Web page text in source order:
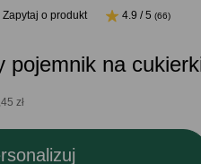
Zapytaj o produkt 4.9 / 5(66)
pojemnik na
zł